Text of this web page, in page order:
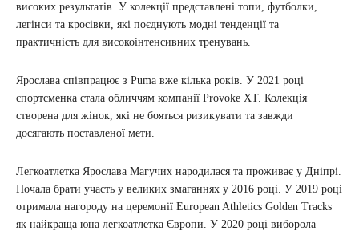
високих результатів. У колекції представлені топи, футболки,
легінси та кросівки, які поєднують модні тенденції та
практичність для високоінтенсивних тренувань.
Ярослава співпрацює з Puma вже кілька років. У 2021 році
спортсменка стала обличчям компанії Provoke XT. Колекція
створена для жінок, які не бояться ризикувати та завжди
досягають поставленої мети.
Легкоатлетка Ярослава Магучих народилася та проживає у Дніпрі.
Почала брати участь у великих змаганнях у 2016 році. У 2019 році
отримала нагороду на церемонії European Athletics Golden Tracks
як найкраща юна легкоатлетка Європи. У 2020 році виборола